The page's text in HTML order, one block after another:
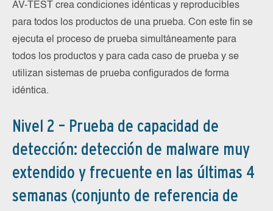
AV-TEST crea condiciones idénticas y reproducibles
para todos los productos de una prueba. Con este fin se
ejecuta el proceso de prueba simultáneamente para
todos los productos y para cada caso de prueba y se
utilizan sistemas de prueba configurados de forma
idéntica.
Nivel 2 – Prueba de capacidad de
detección: detección de malware muy
extendido y frecuente en las últimas 4
semanas (conjunto de referencia de